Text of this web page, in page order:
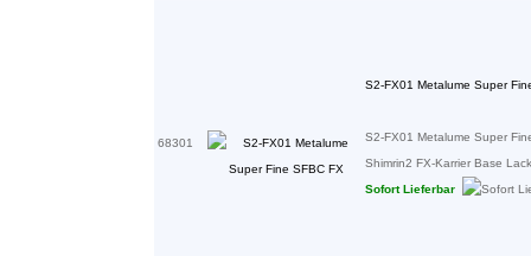
68301
S2-FX01 Metalume Super
S2-FX01 Metalume Super
Shimrin2 FX-Karrier Base
Sofort Lieferbar